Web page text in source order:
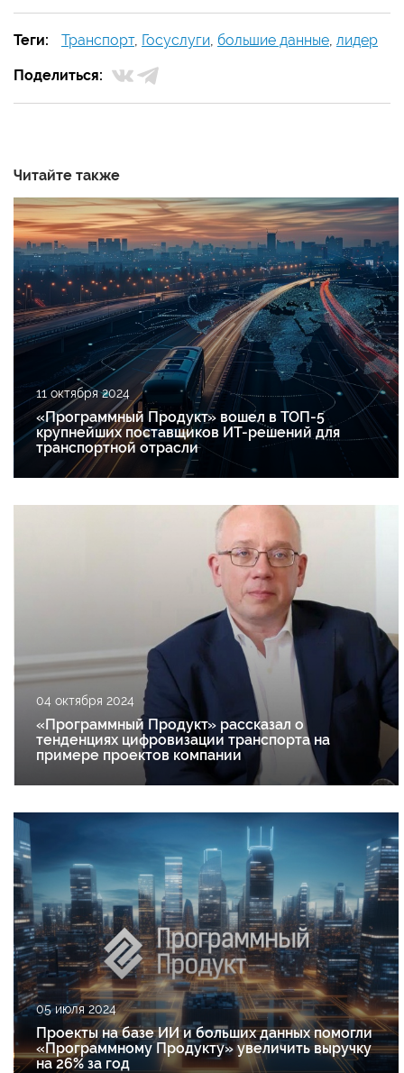
Теги: Транспорт, Госуслуги, большие данные, лидер
Поделиться:
Читайте также
11 октября 2024
«Программный Продукт» вошел в ТОП-5
крупнейших поставщиков ИТ-решений для
транспортной отрасли
04 октября 2024
«Программный Продукт» рассказал о
тенденциях цифровизации транспорта на
примере проектов компании
05 июля 2024
Проекты на базе ИИ и больших данных помогли
«Программному Продукту» увеличить выручку
на 26% за год